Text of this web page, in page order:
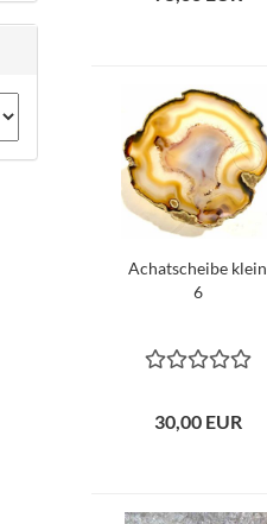
Achatscheibe klein
6
30,00 EUR